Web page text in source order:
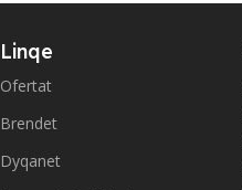
Linqe
Ofertat
Brendet
Dyqanet